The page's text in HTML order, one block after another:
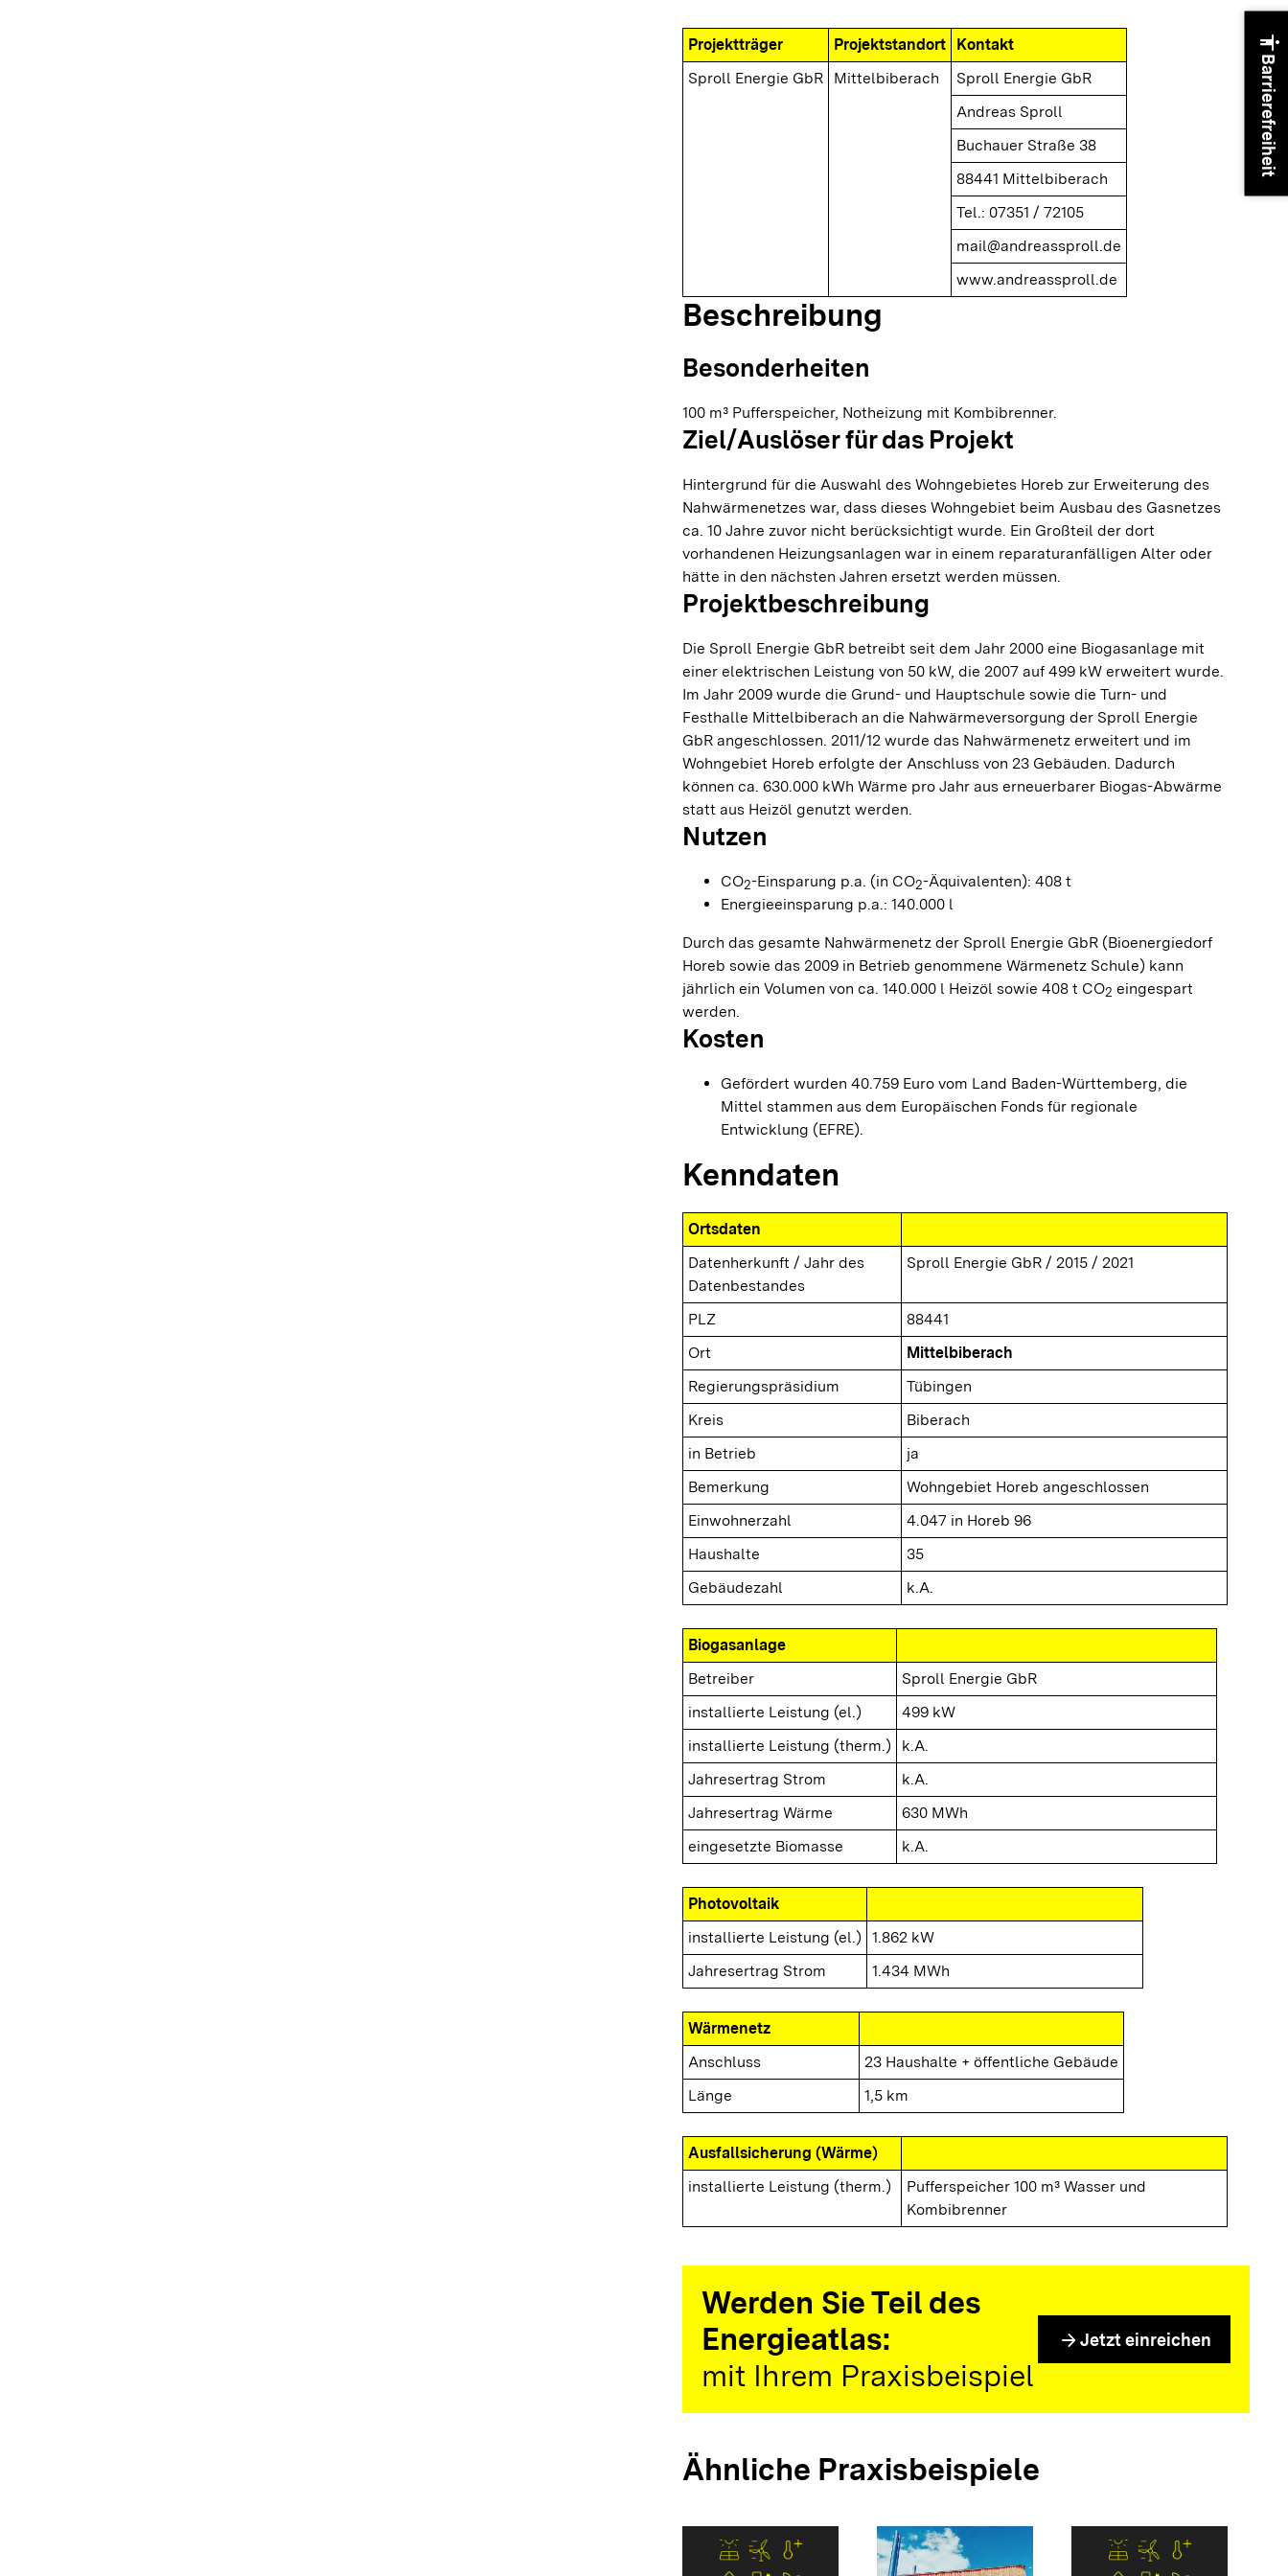
Projektträger Projektstandort
Kontakt
Sproll Energie GbR
Mittelbiberach
Sproll Energie GbR
Andreas Sproll
Buchauer Straße 38
88441 Mittelbiberach
Tel.: 07351 / 72105
mail@andreassproll.de
www.andreassproll.de
Beschreibung
Besonderheiten
100 m³ Pufferspeicher, Notheizung mit Kombibrenner.
Ziel/Auslöser für das Projekt
Hintergrund für die Auswahl des Wohngebietes Horeb zur Erweiterung des
Nahwärmenetzes war, dass dieses Wohngebiet beim Ausbau des Gasnetzes
ca. 10 Jahre zuvor nicht berücksichtigt wurde. Ein Großteil der dort
vorhandenen Heizungsanlagen war in einem reparaturanfälligen Alter oder
hätte in den nächsten Jahren ersetzt werden müssen.
Projektbeschreibung
Die Sproll Energie GbR betreibt seit dem Jahr 2000 eine Biogasanlage mit
einer elektrischen Leistung von 50 kW, die 2007 auf 499 kW erweitert wurde.
Im Jahr 2009 wurde die Grund- und Hauptschule sowie die Turn- und
Festhalle Mittelbiberach an die Nahwärmeversorgung der Sproll Energie
GbR angeschlossen. 2011/12 wurde das Nahwärmenetz erweitert und im
Wohngebiet Horeb erfolgte der Anschluss von 23 Gebäuden. Dadurch
können ca. 630.000 kWh Wärme pro Jahr aus erneuerbarer Biogas-Abwärme
statt aus Heizöl genutzt werden.
Nutzen
CO2-Einsparung p.a. (in CO2-Äquivalenten): 408 t
Energieeinsparung p.a.: 140.000 l
Durch das gesamte Nahwärmenetz der Sproll Energie GbR (Bioenergiedorf
Horeb sowie das 2009 in Betrieb genommene Wärmenetz Schule) kann
jährlich ein Volumen von ca. 140.000 l Heizöl sowie 408 t CO2 eingespart
werden.
Kosten
Gefördert wurden 40.759 Euro vom Land Baden-Württemberg, die
Mittel stammen aus dem Europäischen Fonds für regionale
Entwicklung (EFRE).
Kenndaten
Ortsdaten
Datenherkunft / Jahr des
Datenbestandes
Sproll Energie GbR / 2015 / 2021
PLZ
88441
Ort
Mittelbiberach
Regierungspräsidium
Tübingen
Kreis
Biberach
in Betrieb
ja
Bemerkung
Wohngebiet Horeb angeschlossen
Einwohnerzahl
4.047 in Horeb 96
Haushalte
35
Gebäudezahl
k.A.
Biogasanlage
Betreiber
Sproll Energie GbR
installierte Leistung (el.)
499 kW
installierte Leistung (therm.)
k.A.
Jahresertrag Strom
k.A.
Jahresertrag Wärme
630 MWh
eingesetzte Biomasse
k.A.
Photovoltaik
installierte Leistung (el.)
1.862 kW
Jahresertrag Strom
1.434 MWh
Wärmenetz
Anschluss
23 Haushalte + öffentliche Gebäude
Länge
1,5 km
Ausfallsicherung (Wärme)
installierte Leistung (therm.)
Pufferspeicher 100 m³ Wasser und
Kombibrenner
Werden Sie Teil des
Energieatlas:
mit Ihrem Praxisbeispiel
arrow_forward Jetzt einreichen
Ähnliche Praxisbeispiele
accessibility
Barrierefreiheit